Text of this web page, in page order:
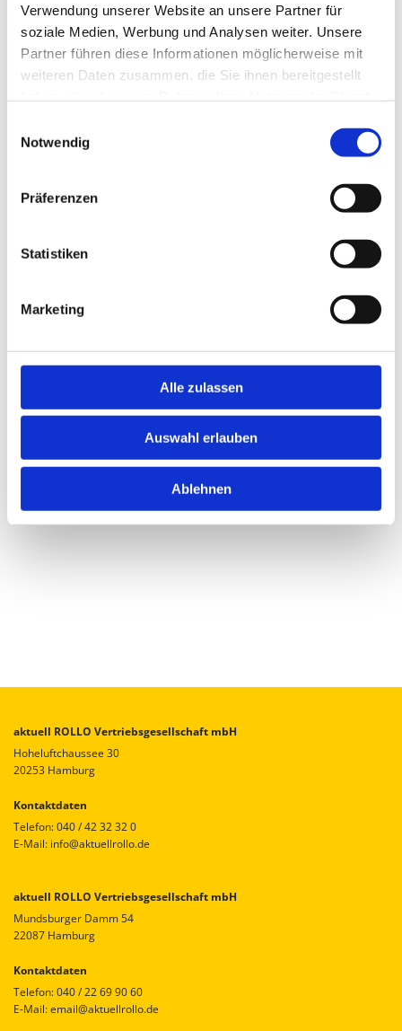
Verwendung unserer Website an unsere Partner für
soziale Medien, Werbung und Analysen weiter. Unsere
Partner führen diese Informationen möglicherweise mit
weiteren Daten zusammen, die Sie ihnen bereitgestellt
Notwendig
Präferenzen
Statistiken
Marketing
Alle zulassen
Auswahl erlauben
Ablehnen
Ihnen gern weiter!
Kontakt
aktuell ROLLO Vertriebsgesellschaft mbH
Hoheluftchaussee 30
20253 Hamburg
Kontaktdaten
Telefon:040 / 42 32 32 0
E-Mail: info@aktuellrollo.de
aktuell ROLLO Vertriebsgesellschaft mbH
Mundsburger Damm 54
22087 Hamburg
Kontaktdaten
Telefon:040 / 22 69 90 60
E-Mail:email@aktuellrollo.de